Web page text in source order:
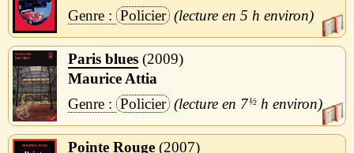
Policier
5 h
Paris blues 2009
Maurice Attia
Policier
7½ h
Pointe Rouge 2007